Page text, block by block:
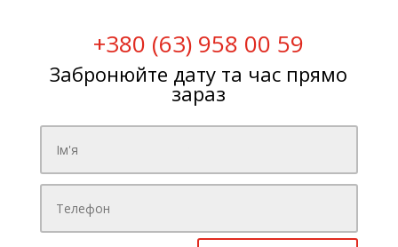
+380 (63) 958 00 59
Забронюйте дату та час прямо
зараз